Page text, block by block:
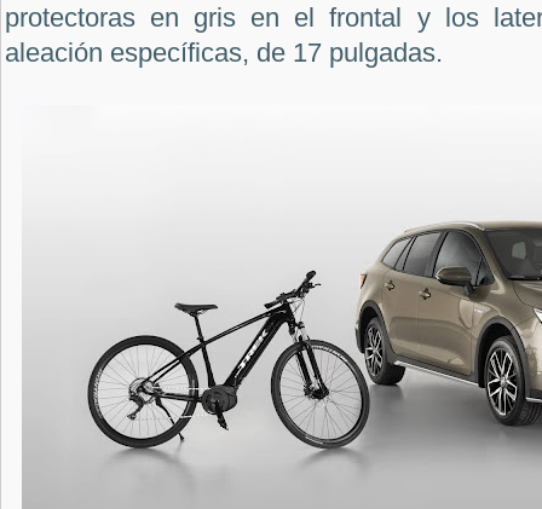
protectoras en gris en el frontal y los
aleación específicas, de 17 pulgadas.